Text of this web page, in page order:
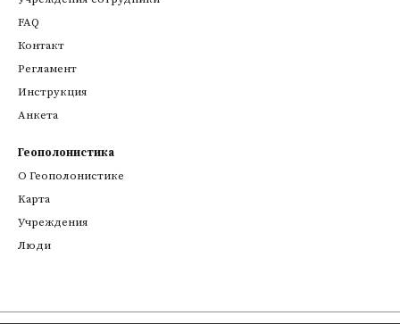
FAQ
Контакт
Регламент
Инструкция
Анкета
Геополонистика
О Геополонистике
Kарта
Учреждения
Люди